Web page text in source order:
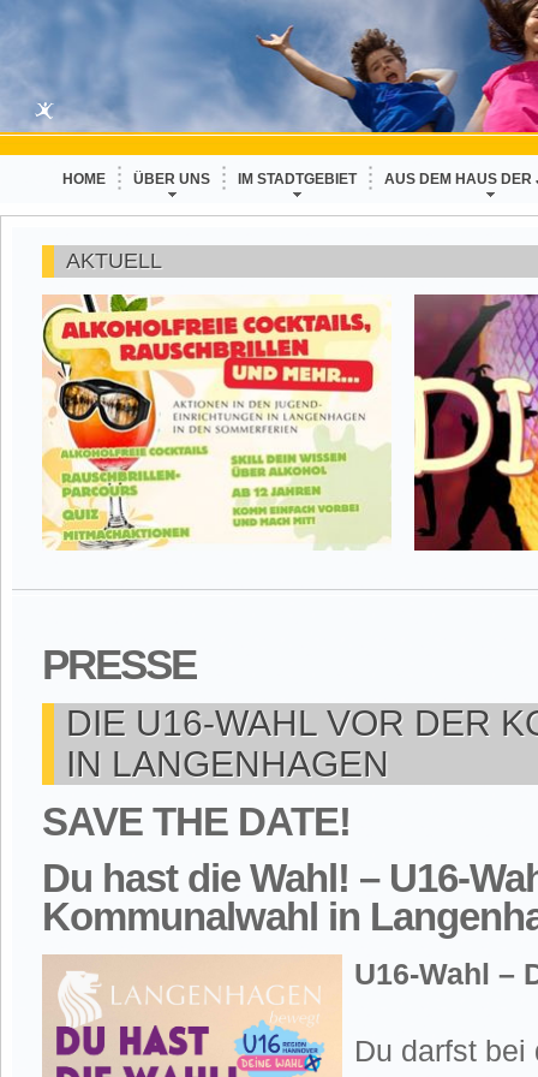
HOME ÜBER UNS IM STADTGEBIET AUS DEM HAUS DER
AKTUELL
PRESSE
DIE U16-WAHL VOR DER
IN LANGENHAGEN
SAVE THE DATE!
Du hast die Wahl! – U16-
Kommunalwahl in
U16-Wahl –
Du darfst bei